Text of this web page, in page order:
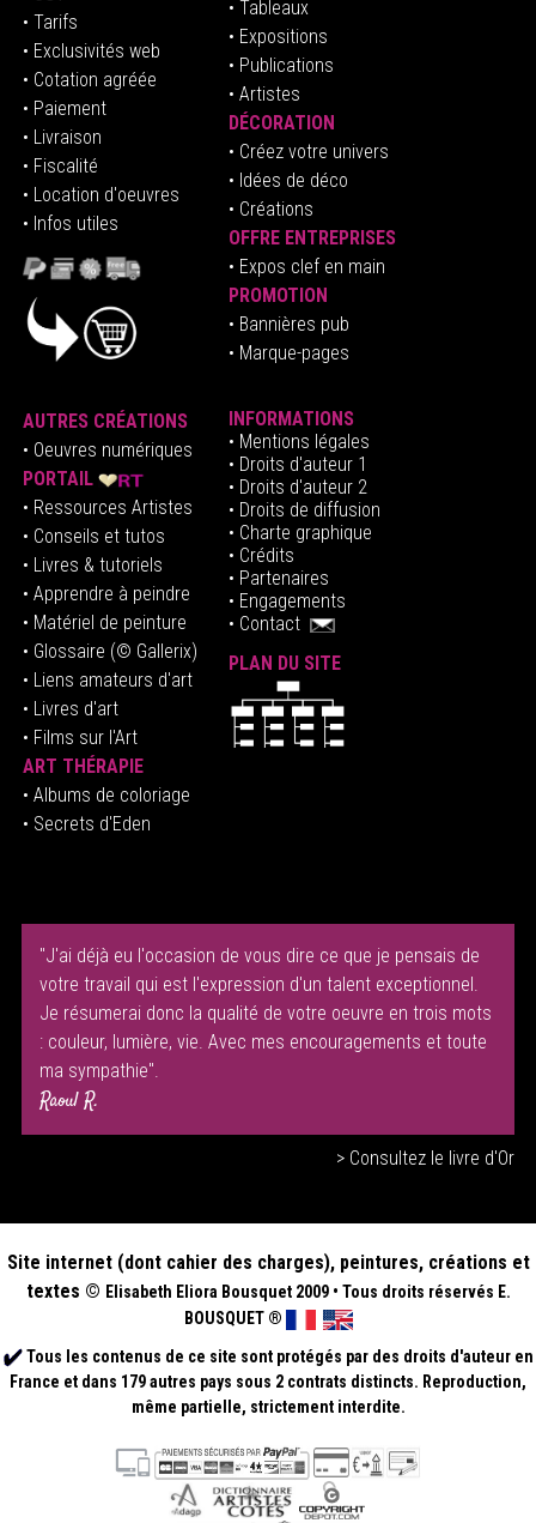
• Tarifs
• Exclusivités web
• Cotation agréée
• Paiement
• Livraison
• Fiscalité
• Location d'oeuvres
• Infos utiles
• Tableaux
• Expositions
• Publications
• Artistes
DÉCORATION
• Créez votre univers
• Idées de déco
• Créations
OFFRE ENTREPRISES
• Expos clef en main
PROMOTION
• Bannières pub
• Marque-pages
AUTRES CRÉATIONS
• Oeuvres numériques
PORTAIL
• Ressources Artistes
• Conseils et tutos
• Livres & tutoriels
• Apprendre à peindre
• Matériel de peinture
• Glossaire (© Gallerix)
• Liens amateurs d'art
• Livres d'art
• Films sur l'Art
ART THÉRAPIE
• Albums de coloriage
• Secrets d'Eden
INFORMATIONS
• Mentions légales
• Droits d'auteur1
• Droits d'auteur 2
• Droits de diffusion
• Charte graphique
• Crédits
• Partenaires
• Engagements
• Contact
PLAN DU SITE
"J'ai déjà eu l'occasion de vous dire ce que je pensais de
votre travail qui est l'expression d'un talent exceptionnel.
Je résumerai donc la qualité de votre oeuvre en trois mots
: couleur, lumière, vie. Avec mes encouragements et toute
ma sympathie".
Raoul R.
> Consultez le livre d'Or
Site internet (dont cahier des charges), peintures, créations et
textes © Elisabeth Eliora Bousquet 2009 • Tous droits réservés E.
BOUSQUET ®
Tous les contenus de ce site sont protégés par des droits d'auteur en
France et dans 179 autres pays sous 2 contrats distincts. Reproduction,
même partielle, strictement interdite.